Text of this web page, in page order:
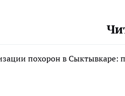
похорон в Сыктывкаре: